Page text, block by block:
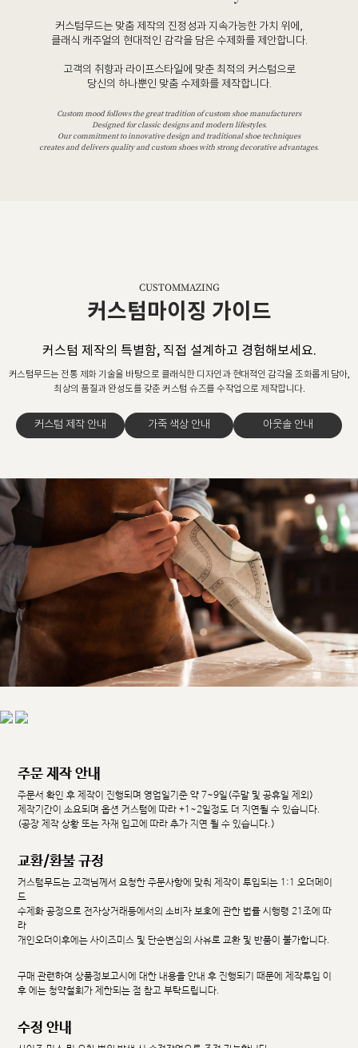
커스텀무드는 맞춤 제작의 진정성과 지속가능한 가치 위에,
클래식 캐주얼의 현대적인 감각을 담은 수제화를 제안합니다.
고객의 취향과 라이프스타일에 맞춘 최적의 커스텀으로
당신의 하나뿐인 맞춤 수제화를 제작합니다.
Custom mood follows the great tradition of custom shoe manufacturers
Designed for classic designs and modern lifestyles.
Our commitment to innovative design and traditional shoe techniques
creates and delivers quality and custom shoes with strong decorative advantages.
CUSTOMMAZING
커스텀마이징 가이드
커스텀 제작의 특별함, 직접 설계하고 경험해보세요.
커스텀무드는 전통 제화 기술을 바탕으로 클래식한 디자인과 현대적인 감각을 조화롭게 담아,
최상의 품질과 완성도를 갖춘 커스텀 슈즈를 수작업으로 제작합니다.
커스텀 제작 안내 가죽 색상 안내 아웃솔 안내
주문 제작 안내
주문서 확인 후 제작이 진행되며 영업일기준 약 7~9일(주말 및 공휴일 제외)
제작기간이 소요되며 옵션 커스텀에 따라 +1~2일정도 더 지연될 수 있습니다.
(공장 제작 상황 또는 자재 입고에 따라 추가 지연 될 수 있습니다.)
교환/환불 규정
커스텀무드는 고객님께서 요청한 주문사항에 맞춰 제작이 투입되는 1:1 오더메이
드
수제화 공정으로 전자상거래등에서의 소비자 보호에 관한 법률 시행령 21조에 따
라
개인오더이후에는 사이즈미스 및 단순변심의 사유로 교환 및 반품이 불가합니다.
구매 관련하여 상품정보고시에 대한 내용을 안내 후 진행되기 때문에 제작투입 이
후 에는 청약철회가 제한되는 점 참고 부탁드립니다.
수정 안내